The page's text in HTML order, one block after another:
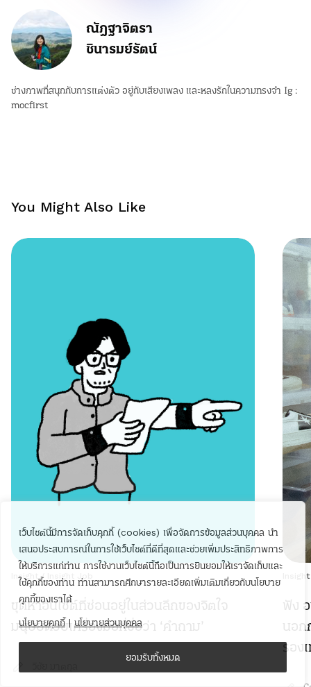
เว็บไซต์นี้มีการจัดเก็บคุกกี้ (cookies) เพื่อจัดการข้อมูลส่วนบุคคล นำ
เสนอประสบการณ์ในการใช้เว็บไซต์ที่ดีที่สุดและช่วยเพิ่มประสิทธิภาพการ
ให้บริการแก่ท่าน การใช้งานเว็บไซต์นี้ถือเป็นการยินยอมให้เราจัดเก็บและ
ใช้คุกกี้ของท่าน ท่านสามารถศึกษารายละเอียดเพิ่มเติมเกี่ยวกับนโยบาย
คุกกี้ของเราได้
นโยบายคุกกี้| นโยบายส่วนบุคคล
ยอมรับทั้งหมด
ณัฎฐาจิตรา
ชินารมย์รัตน์
ช่างภาพที่สนุกกับการแต่งตัว อยู่กับเสียงเพลง และหลงรักในความทรงจำ Ig :
mocfirst
You Might Also Like
Insight / Insight Job
ขุดหาอินไซต์ที่ซ่อนอยู่ในส่วนลึกของจิตใจ
มนุษย์ด้วยเครื่องมือที่ชื่อว่า ‘คำถาม’
Insight
ฟัง
นอก
รอง